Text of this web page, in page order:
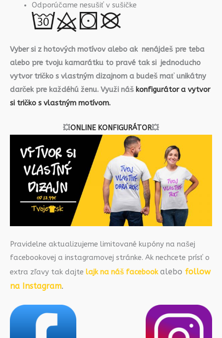
Odporúčame nesušiť v sušičke
Vyber si z hotových motívov alebo ak nenájdeš pre teba
alebo pre tvoju kamarátku to pravé tak si jednoducho
vytvor tričko s vlastným dizajnom a budeš mať unikátny
darček pre každéhú ženu. Využi náš konfigurátor a vytvor
si tričko s vlastným motívom.
💥ONLINE KONFIGURÁTOR💥
Pravidelne aktualizujeme limitované kupóny na našej
facebookovej a instagramovej stránke. Ak nechcete prísť o
extra zľavy tak dajte lajk na náš facebookalebo follow
na Instagram.